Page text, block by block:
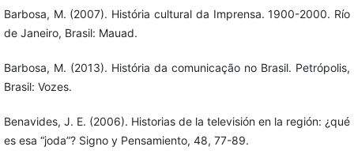
Barbosa, M. (2007). História cultural da Imprensa. 1900-2000. Río
de Janeiro, Brasil: Mauad.
Barbosa, M. (2013). História da comunicação no Brasil. Petrópolis,
Brasil: Vozes.
Benavides, J. E. (2006). Historias de la televisión en la región: ¿qué
es esa “joda”? Signo y Pensamiento, 48, 77-89.